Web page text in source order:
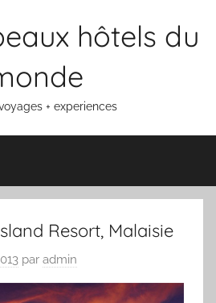
hôtels du
+ experiences
Resort, Malaisie
par admin